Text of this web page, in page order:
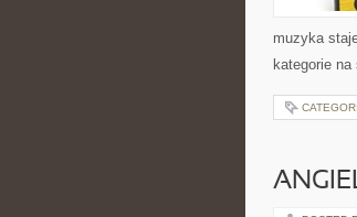
muzyka
kategorie